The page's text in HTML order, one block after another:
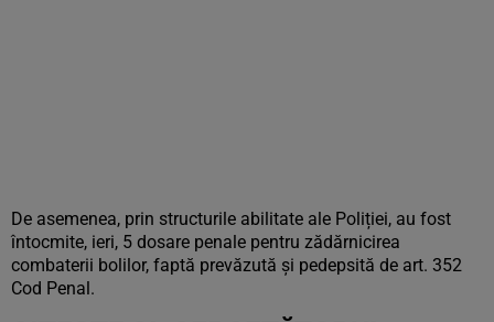
De asemenea, prin structurile abilitate ale Poliției, au fost
întocmite, ieri, 5 dosare penale pentru zădărnicirea
combaterii bolilor, faptă prevăzută și pedepsită de art. 352
Cod Penal.